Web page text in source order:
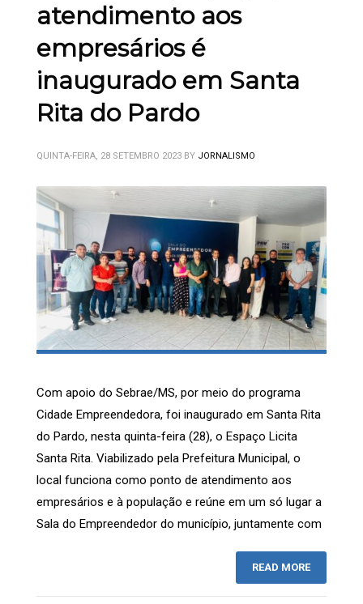
atendimento aos
empresários é
inaugurado em Santa
Rita do Pardo
QUINTA-FEIRA, 28 SETEMBRO 2023 BY JORNALISMO
Com apoio do Sebrae/MS, por meio do programa
Cidade Empreendedora, foi inaugurado em Santa Rita
do Pardo, nesta quinta-feira (28), o Espaço Licita
Santa Rita. Viabilizado pela Prefeitura Municipal, o
local funciona como ponto de atendimento aos
empresários e à população e reúne em um só lugar a
Sala do Empreendedor do município, juntamente com
READ MORE